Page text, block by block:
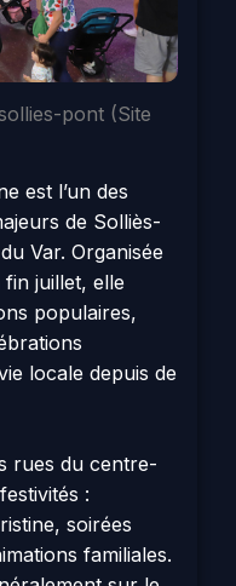
pont (Site
est l’un des
de Solliès-
Var. Organisée
juillet, elle
populaires,
locale depuis de
rues du centre-
:
soirées
familiales.